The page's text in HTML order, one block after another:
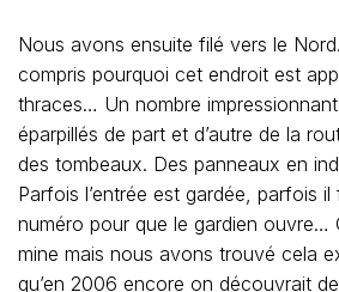
Nous avons ensuite filé vers le
compris pourquoi cet endroit est
thraces… Un nombre
éparpillés de part et d’autre de la
des tombeaux. Des panneaux en
Parfois l’entrée est gardée, parfois
numéro pour que le gardien ouvre…
mine mais nous avons trouvé cela
qu’en 2006 encore on découvrait